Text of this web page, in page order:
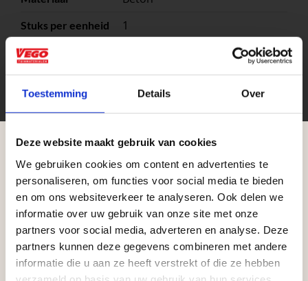
Toestemming Details Over
Deze website maakt gebruik van cookies
We gebruiken cookies om content en advertenties te
personaliseren, om functies voor social media te bieden
en om ons websiteverkeer te analyseren. Ook delen we
informatie over uw gebruik van onze site met onze
partners voor social media, adverteren en analyse. Deze
partners kunnen deze gegevens combineren met andere
informatie die u aan ze heeft verstrekt of die ze hebben
Stuks per eenheid 1
Kleuren
Eenheid stuk
Maat
Zakelijke klant worden
Aangepaste openingstijden tijdens de
vakantieperiode
Waardenburg en Vego Dordrecht hanteren tijdens
de vakantieperiode aangepaste openingstijden op
zaterdag. Bekijk de vestigingspagina voor de